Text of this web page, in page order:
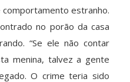
estranho.
no porão da casa
“Se ele não contar
menina, talvez a gente
O crime teria sido